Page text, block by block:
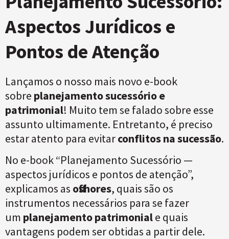
Aspectos Jurídicos e
Pontos de Atenção
Lançamos o nosso mais novo e-book
sobre planejamento sucessório e
patrimonial! Muito tem se falado sobre esse
assunto ultimamente. Entretanto, é preciso
estar atento para evitarconflitos na sucessão.
No e-book “Planejamento Sucessório —
aspectos jurídicos e pontos de atenção”,
explicamos as offshores, quais são os
instrumentos necessários para se fazer
um planejamento patrimoniale quais
vantagens podem ser obtidas a partir dele.